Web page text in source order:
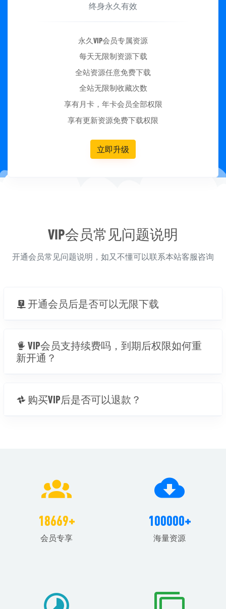
终身永久有效
永久VIP会员专属资源
每天无限制资源下载
全站资源任意免费下载
全站无限制收藏次数
享有月卡，年卡会员全部权限
享有更新资源免费下载权限
立即升级
VIP会员常见问题说明
开通会员常见问题说明，如又不懂可以联系本站客服咨询
开通会员后是否可以无限下载
VIP会员支持续费吗，到期后权限如何重
新开通？
购买VIP后是否可以退款？
18669+
会员专享
100000+
海量资源